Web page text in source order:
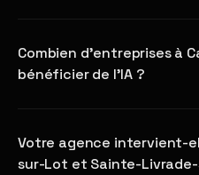
Combien d'entreprises à
bénéficier de l'IA ?
Votre agence intervient-
sur-Lot et Sainte-